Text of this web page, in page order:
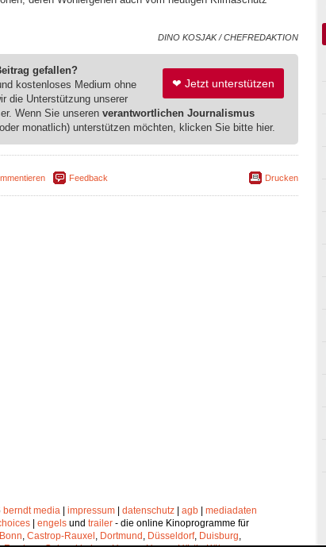
DINO KOSJAK / CHEFREDAKTION
❤ Jetzt unterstützen
gefallen?
kostenloses Medium ohne
die Unterstützung unserer
Wenn Sie unseren verantwortlichen Journalismus
monatlich) unterstützen möchten, klicken Sie bitte hier.
Feedback Drucken
berndt media| impressum| datenschutz| agb| mediadaten
engels und trailer - die online Kinoprogramme für
Bonn, Castrop-Rauxel , Dortmund , Düsseldorf, Duisburg,